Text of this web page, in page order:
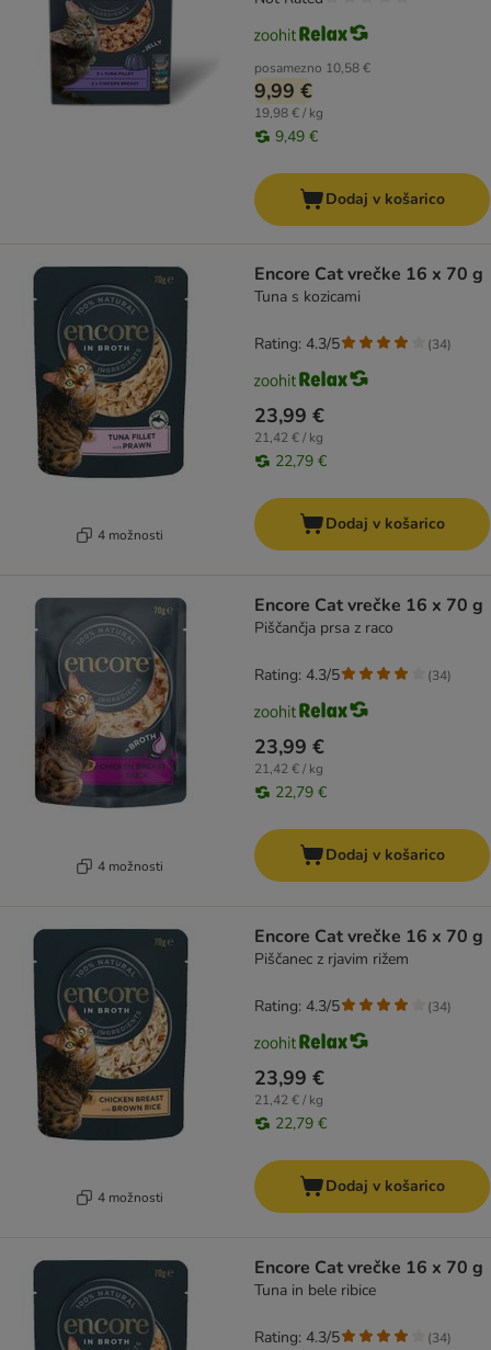
posamezno 10,58 €
9,99 €
19,98 € / kg
9,49 €
Dodaj v košarico
4 možnosti
Encore Cat vrečke 16 x 70 g
Tuna s kozicami
23,99 €
21,42 € / kg
22,79 €
Rating: 4.3/5 (34)
Dodaj v košarico
4 možnosti
Encore Cat vrečke 16 x 70 g
Piščančja prsa z raco
23,99 €
21,42 € / kg
22,79 €
Rating: 4.3/5 (34)
Dodaj v košarico
4 možnosti
Encore Cat vrečke 16 x 70 g
Piščanec z rjavim rižem
23,99 €
21,42 € / kg
22,79 €
Rating: 4.3/5 (34)
Dodaj v košarico
Encore Cat vrečke 16 x 70 g
Tuna in bele ribice
Rating: 4.3/5 (34)